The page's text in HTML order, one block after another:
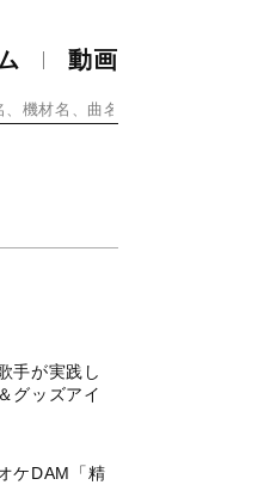
動画
手が実践し
グッズアイ
ケDAM「精